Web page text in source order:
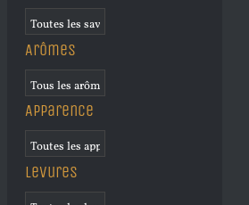
Arômes
Apparence
Levures